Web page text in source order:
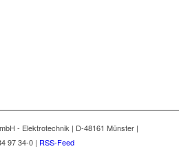
- Elektrotechnik | D-48161 Münster |
97 34-0 | RSS-Feed